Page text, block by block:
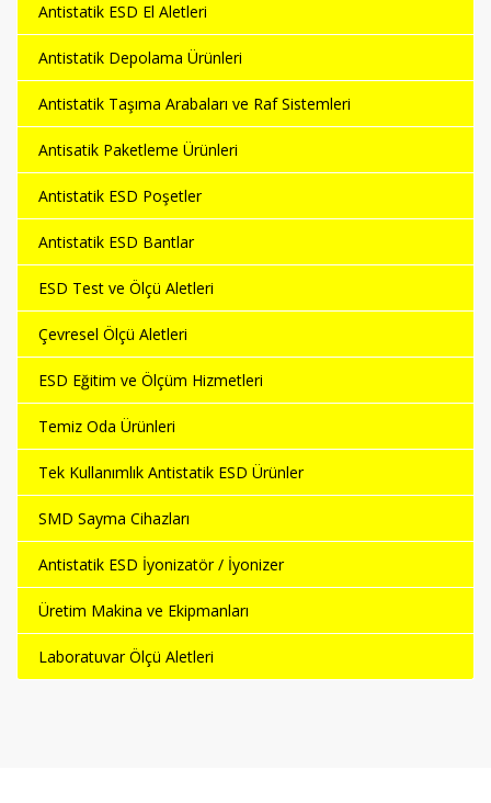
Antistatik ESD El Aletleri
Antistatik Depolama Ürünleri
Antistatik Taşıma Arabaları ve Raf Sistemleri
Antisatik Paketleme Ürünleri
Antistatik ESD Poşetler
Antistatik ESD Bantlar
ESD Test ve Ölçü Aletleri
Çevresel Ölçü Aletleri
ESD Eğitim ve Ölçüm Hizmetleri
Temiz Oda Ürünleri
Tek Kullanımlık Antistatik ESD Ürünler
SMD Sayma Cihazları
Antistatik ESD İyonizatör / İyonizer
Üretim Makina ve Ekipmanları
Laboratuvar Ölçü Aletleri